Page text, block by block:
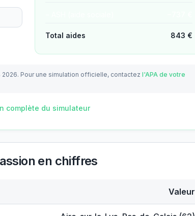
Total aides 843 €
2026. Pour une simulation officielle, contactez l'APA de votre
complète du simulateur
en chiffres
Valeur